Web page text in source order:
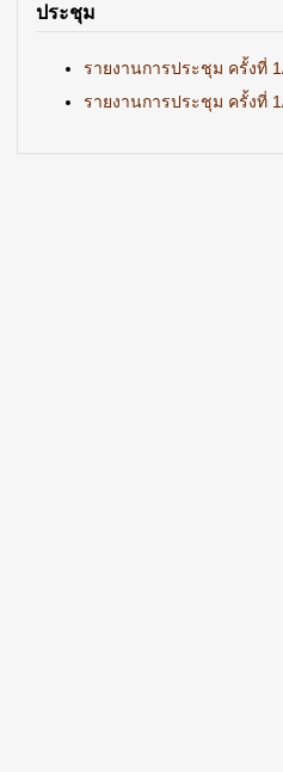
ประชุม
รายงานการประชุม ครั้งที่
รายงานการประชุม ครั้งที่